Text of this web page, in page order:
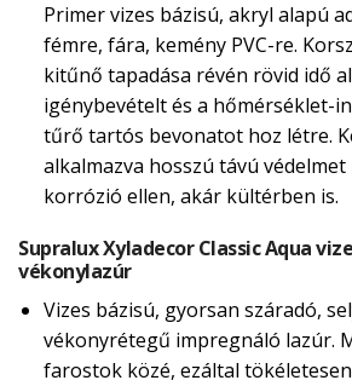
Primer vizes bázisú, akryl alapú
fémre, fára, kemény PVC-re.
kitűnő tapadása révén rövid idő
igénybevételt és a hőmérséklet-
tűrő tartós bevonatot hoz létre.
alkalmazva hosszú távú
korrózió ellen, akár kültérben is.
Supralux Xyladecor Classic Aqua
vékonylazúr
Vizes bázisú, gyorsan száradó,
vékonyrétegű impregnáló lazúr.
farostok közé, ezáltal